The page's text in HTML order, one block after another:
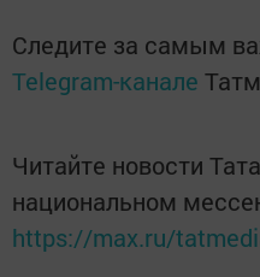
Следите за самым
Telegram-канале
Читайте новости
национальном
https://max.ru/